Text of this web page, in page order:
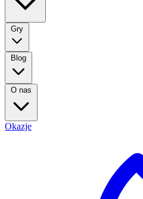
Gry
Blog
O nas
Okazje